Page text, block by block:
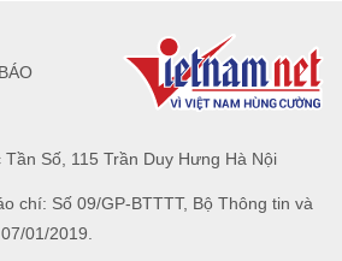
Số, 115 Trần Duy Hưng Hà Nội
chí: Số 09/GP-BTTTT, Bộ Thông tin và
01/2019.